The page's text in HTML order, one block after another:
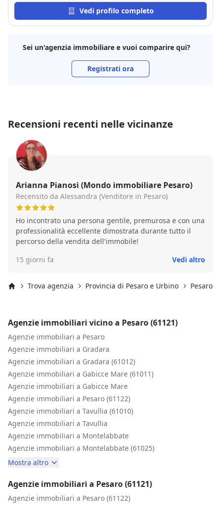
varie trattative. Bravo e affidabile! Assolutamente
consigliato!
Vedi profilo completo
Sei un'agenzia immobiliare e vuoi comparire qui?
Registrati ora
Recensioni recenti nelle vicinanze
Arianna Pianosi (Mondo immobiliare Pesaro)
Recensito da Alessandra (Venditore in Pesaro)
Ho incontrato una persona gentile, premurosa e con una
professionalità eccellente dimostrata durante tutto il
percorso della vendita dell'immobile!
15 giorni fa
Vedi altro
Trova agenzia Provincia di Pesaro e Urbino Pesaro
Agenzie immobiliari vicino a Pesaro (61121)
Agenzie immobiliari a Pesaro
Agenzie immobiliari a Gradara
Agenzie immobiliari a Gradara (61012)
Agenzie immobiliari a Gabicce Mare (61011)
Agenzie immobiliari a Gabicce Mare
Agenzie immobiliari a Pesaro (61122)
Agenzie immobiliari a Tavullia (61010)
Agenzie immobiliari a Tavullia
Agenzie immobiliari a Montelabbate
Agenzie immobiliari a Montelabbate (61025)
Mostra altro
Agenzie immobiliari a Pesaro (61121)
Agenzie immobiliari a Pesaro (61122)